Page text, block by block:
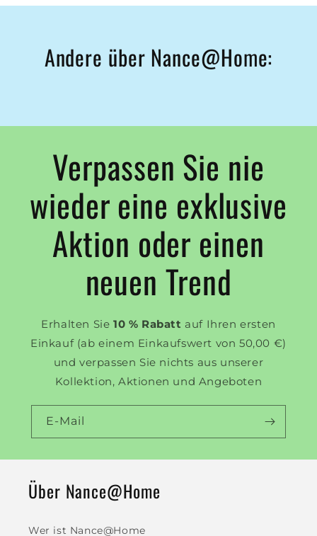
Andere über Nance@Home:
Verpassen Sie nie
wieder eine exklusive
Aktion oder einen
neuen Trend
Erhalten Sie 10 % Rabatt auf Ihren ersten
Einkauf (ab einem Einkaufswert von 50,00 €)
und verpassen Sie nichts aus unserer
Kollektion, Aktionen und Angeboten
E-Mail
Über Nance@Home
Wer ist Nance@Home